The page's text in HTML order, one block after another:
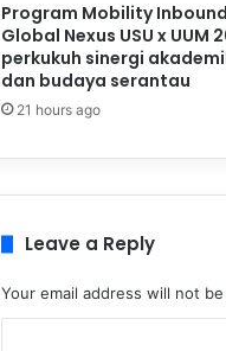
Program Mobility
Global Nexus USU x UUM
perkukuh sinergi
dan budaya serantau
21 hours ago
Leave a Reply
Your email address will not